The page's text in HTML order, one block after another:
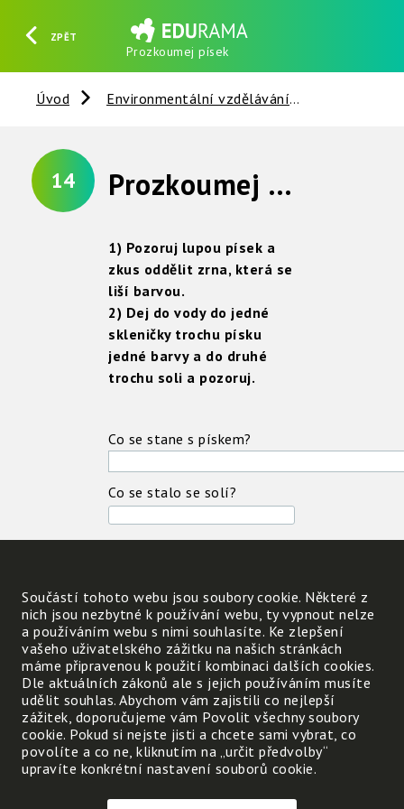
ZPĚT
Prozkoumej písek
HLEDAT REGISTROVAT PŘIHLÁSIT SE
Úvod Environmentální vzdělávání
14 Prozkoumej písek
1) Pozoruj lupou písek a
zkus oddělit zrna, která se
liší barvou.
2) Dej do vody do jedné
skleničky trochu písku
jedné barvy a do druhé
trochu soli a pozoruj.
Co se stane s pískem?
Co se stalo se solí?
se solí, když se naopak
voda odpaří? Popiš a
pozoruj lupou.
Suchý písek
Suchá sůl
Co se musí udělat, když
Součástí tohoto webu jsou soubory cookie. Některé z
nich jsou nezbytné k používání webu, ty vypnout nelze
a používáním webu s nimi souhlasíte. Ke zlepšení
vašeho uživatelského zážitku na našich stránkách
máme připravenou k použití kombinaci dalších cookies.
Dle aktuálních zákonů ale s jejich používáním musíte
udělit souhlas. Abychom vám zajistili co nejlepší
zážitek, doporučujeme vám Povolit všechny soubory
cookie. Pokud si nejste jisti a chcete sami vybrat, co
povolíte a co ne, kliknutím na „určit předvolby“
upravíte konkrétní nastavení souborů cookie.